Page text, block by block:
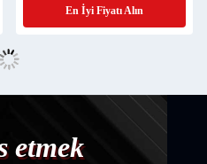
En İyi Fiyatı Alın
etmek